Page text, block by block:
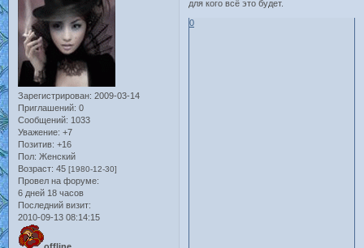
Зарегистрирован: 2009-03-14
Приглашений: 0
Сообщений: 1033
Уважение: +7
Позитив: +16
Пол: Женский
Возраст: 45 [1980-12-30]
Провел на форуме:
6 дней 18 часов
Последний визит:
2010-09-13 08:14:15
offline
для кого всё это будет.
0